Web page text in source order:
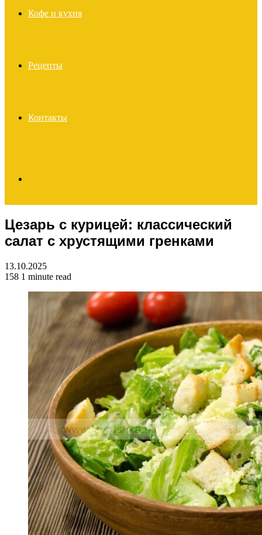
Кофе и кухня
Рецепты
Контакты
for
Цезарь с курицей: классический
салат с хрустящими гренками
13.10.2025
158 1 minute read